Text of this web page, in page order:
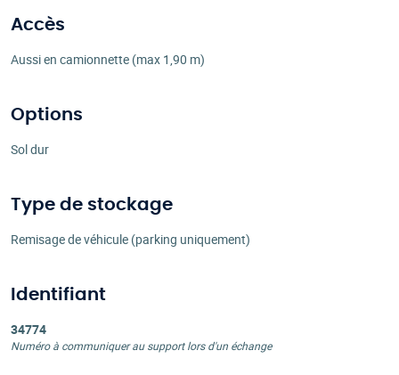
Accès
Aussi en camionnette (max 1,90 m)
Options
Sol dur
Type de stockage
Remisage de véhicule (parking uniquement)
Identifiant
34774
Numéro à communiquer au support lors d'un échange